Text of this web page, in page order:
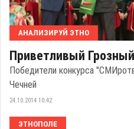
АНАЛИЗИРУЙ ЭТНО
Приветливый Грозный
Победители конкурса
Чечней
24.10.2014 10:42
ЭТНОПОЛЕ